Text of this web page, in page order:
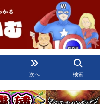
次へ 検索